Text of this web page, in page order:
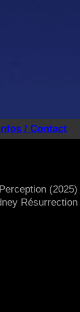
/ Contact
(2025)
Résurrection